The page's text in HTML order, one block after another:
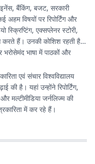
बैंकिंग, बजट, सरकारी
विषयों पर रिपोर्टिंग और
एक्सप्लेनर स्टोरी,
करते हैं। उनकी कोशिश रहती है
भाषा में पाठकों और
एवं संचार विश्वविद्यालय
की है। यहां उन्होंने रिपोर्टिंग,
मल्टीमीडिया जर्नलिज्म की
में कर रहे हैं।